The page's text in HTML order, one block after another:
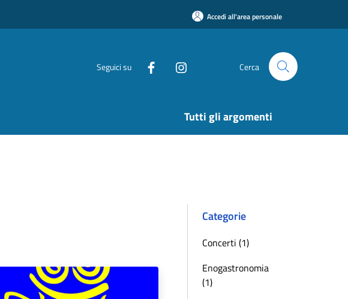
Accedi all'area personale
Seguici su Cerca
Tutti gli argomenti
Categorie
Concerti (1)
Enogastronomia
(1)